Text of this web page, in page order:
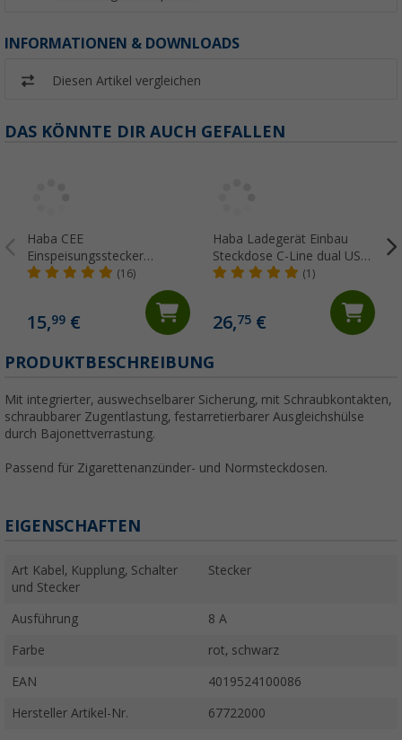
INFORMATIONEN & DOWNLOADS
Diesen Artikel vergleichen
DAS KÖNNTE DIR AUCH GEFALLEN
Haba CEE
Einspeisungsstecker
schwarz
(16)
15,99 €
Haba Ladegerät Einbau
Steckdose C-Line dual USB-
A und USB-C 10-24 Volt
(1)
26,75€
PRODUKTBESCHREIBUNG
Mit integrierter, auswechselbarer Sicherung, mit Schraubkontakten,
schraubbarer Zugentlastung, festarretierbarer Ausgleichshülse
durch Bajonettverrastung.
Passend für Zigarettenanzünder- und Normsteckdosen.
EIGENSCHAFTEN
Art Kabel, Kupplung, Schalter
und Stecker
Stecker
Ausführung 8 A
Farbe rot, schwarz
EAN 4019524100086
Hersteller Artikel-Nr. 67722000